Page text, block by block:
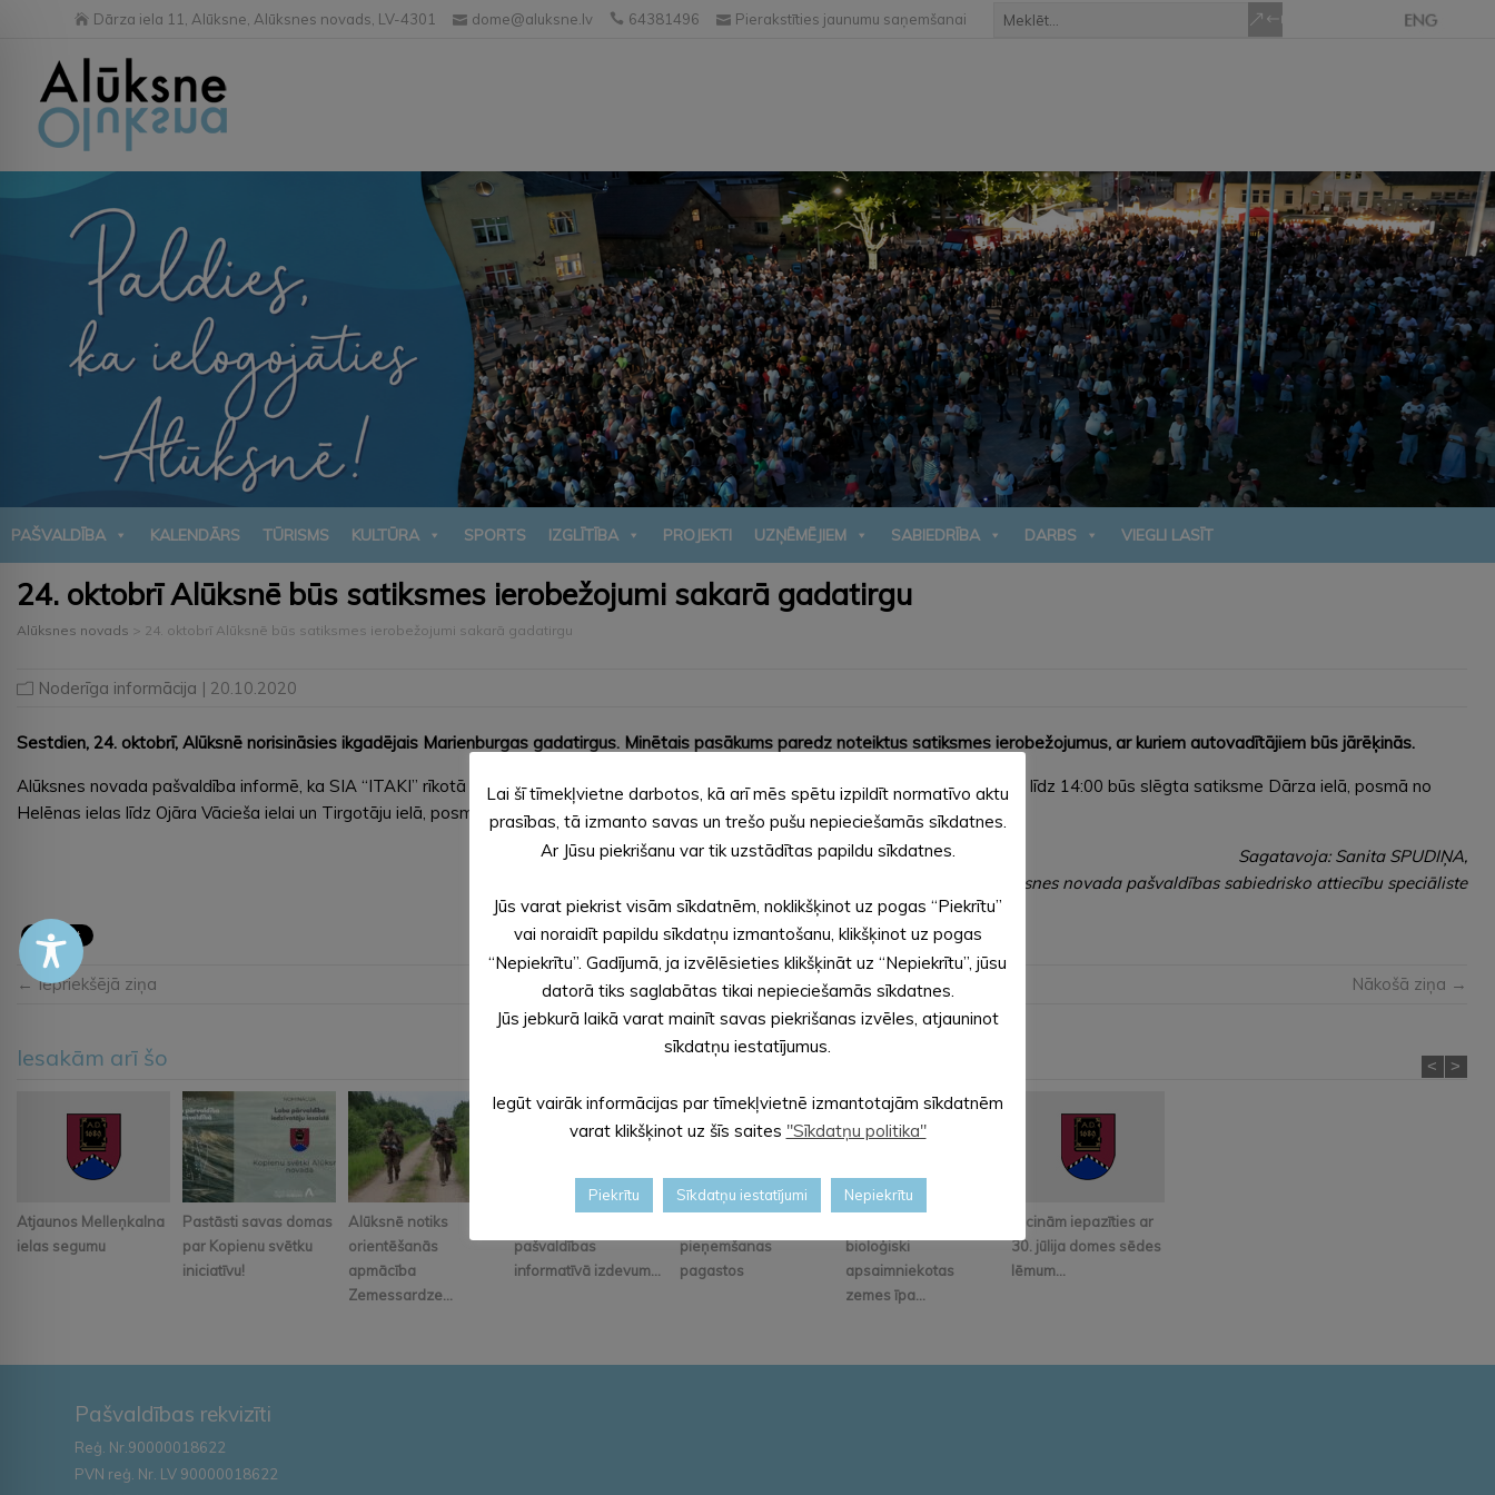
Dārza iela 11, Alūksne, Alūksnes novads, LV-4301 dome@aluksne.lv 64381496 Pierakstīties jaunumu saņemšanai
PAŠVALDĪBA KALENDĀRS TŪRISMS KULTŪRA SPORTS IZGLĪTĪBA PROJEKTI UZŅĒMĒJIEM SABIEDRĪBA DARBS VIEGLI LASĪT
24. oktobrī Alūksnē būs satiksmes ierobežojumi sakarā gadatirgu
Alūksnes novads > 24. oktobrī Alūksnē būs satiksmes ierobežojumi sakarā gadatirgu
Noderīga informācija | 20.10.2020
Sestdien, 24. oktobrī, Alūksnē norisināsies ikgadējais Marienburgas gadatirgus. Minētais pasākums paredz noteiktus satiksmes ierobežojumus, ar kuriem autovadītājiem būs jārēķinās.
Alūksnes novada pašvaldība informē, ka SIA “ITAKI” rīkotā Marienburgas gadatirgus laikā 2020. gada 24. oktobrī no pulksten 06:00 līdz 14:00 būs slēgta satiksme Dārza ielā, posmā no
Helēnas ielas līdz Ojāra Vācieša ielai un Tirgotāju ielā, posmā no Lielā Ezera ielas līdz Dārza ielai.
Sagatavoja: Sanita SPUDIŅA,
Alūksnes novada pašvaldības sabiedrisko attiecību speciāliste
← Iepriekšējā ziņa Nākošā ziņa →
Iesakām arī šo
Atjaunos Melleņkalna
ielas segumu
Pastāsti savas domas
par Kopienu svētku
iniciatīvu!
Alūksnē notiks
orientēšanās
apmācība
Zemessardze...
pašvaldības
informatīvā izdevum...
pieņemšanas
pagastos
bioloģiski
apsaimniekotas
zemes īpa...
Aicinām iepazīties ar
30. jūlija domes sēdes
lēmum...
< >
Pašvaldības rekvizīti
Reģ. Nr.90000018622
PVN reģ. Nr. LV 90000018622
Lai šī tīmekļvietne darbotos, kā arī mēs spētu izpildīt normatīvo aktu
prasības, tā izmanto savas un trešo pušu nepieciešamās sīkdatnes.
Ar Jūsu piekrišanu var tik uzstādītas papildu sīkdatnes.
Jūs varat piekrist visām sīkdatnēm, noklikšķinot uz pogas “Piekrītu”
vai noraidīt papildu sīkdatņu izmantošanu, klikšķinot uz pogas
“Nepiekrītu”. Gadījumā, ja izvēlēsieties klikšķināt uz “Nepiekrītu”, jūsu
datorā tiks saglabātas tikai nepieciešamās sīkdatnes.
Jūs jebkurā laikā varat mainīt savas piekrišanas izvēles, atjauninot
sīkdatņu iestatījumus.
Iegūt vairāk informācijas par tīmekļvietnē izmantotajām sīkdatnēm
varat klikšķinot uz šīs saites "Sīkdatņu politika"
Piekrītu Sīkdatņu iestatījumi Nepiekrītu